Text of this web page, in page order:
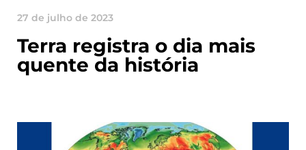
27 de julho de 2023
Terra registra o dia mais
quente da história